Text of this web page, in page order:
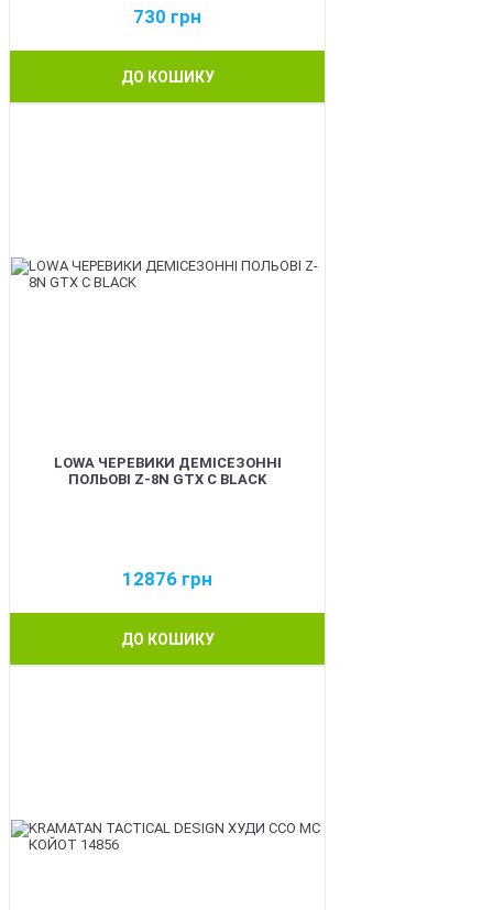
730 грн
ДО КОШИКУ
LOWA ЧЕРЕВИКИ ДЕМІСЕЗОННІ
ПОЛЬОВІ Z-8N GTX C BLACK
12876 грн
ДО КОШИКУ